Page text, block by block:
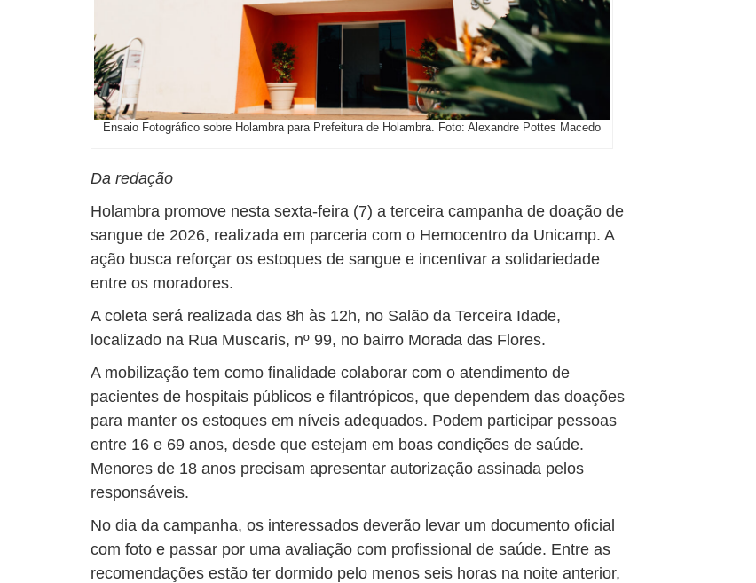
Ensaio Fotográfico sobre Holambra para Prefeitura de Holambra. Foto: Alexandre Pottes Macedo
Da redação
Holambra promove nesta sexta-feira (7) a terceira campanha de doação de
sangue de 2026, realizada em parceria com o Hemocentro da Unicamp. A
ação busca reforçar os estoques de sangue e incentivar a solidariedade
entre os moradores.
A coleta será realizada das 8h às 12h, no Salão da Terceira Idade,
localizado na Rua Muscaris, nº 99, no bairro Morada das Flores.
A mobilização tem como finalidade colaborar com o atendimento de
pacientes de hospitais públicos e filantrópicos, que dependem das doações
para manter os estoques em níveis adequados. Podem participar pessoas
entre 16 e 69 anos, desde que estejam em boas condições de saúde.
Menores de 18 anos precisam apresentar autorização assinada pelos
responsáveis.
No dia da campanha, os interessados deverão levar um documento oficial
com foto e passar por uma avaliação com profissional de saúde. Entre as
recomendações estão ter dormido pelo menos seis horas na noite anterior,